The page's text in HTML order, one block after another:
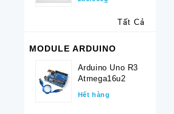
Tất Cả
MODULE ARDUINO
Arduino Uno R3
Atmega16u2
Hết hàng